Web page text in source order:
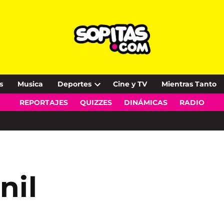
Musica Deportes
Open
dropdown
Cine y TV Mientras Tanto
REPORTAJES QUIZZES DINÁMICAS RADIO